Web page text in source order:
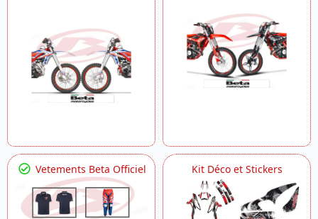
Vetements Beta Officiel Kit Déco et Stickers